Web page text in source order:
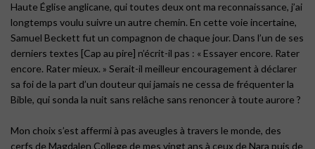
Haute Église anglicane, qui toutes deux ont ma reconnaissance, j’ai
longtemps voulu suivre un autre chemin. En cette voie incertaine,
Samuel Beckett fut un compagnon de chaque jour. Dans l’un de ses
derniers textes [Cap au pire] n’écrit-il pas : « Essayer encore. Rater
encore. Rater mieux. » Serait-il meilleur encouragement à déclarer
sa foi de la part d’un douteur qui jamais ne cessa de fréquenter la
Bible, qui sonda la nuit sans relâche sans renoncer à toute aurore ?
Mon choix s’est affermi à pas aveugles à travers le monde, des
cerfs de Magdalen College de mes vingt ans à ceux de Nara puis de